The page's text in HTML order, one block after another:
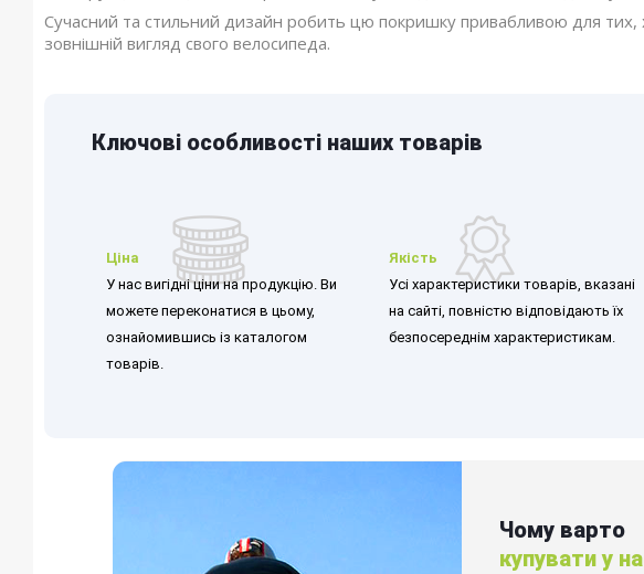
Сучасний та стильний дизайн робить цю покришку привабливою для тих,
зовнішній вигляд свого велосипеда.
Ключові особливості наших товарів
Ціна
У нас вигідні ціни на продукцію. Ви
можете переконатися в цьому,
ознайомившись із каталогом
товарів.
Якість
Усі характеристики товарів, вказані
на сайті, повністю відповідають їх
безпосереднім характеристикам.
Чому варто
купувати у